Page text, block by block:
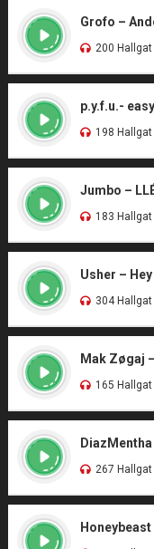
Grofo –
200 Hallgat
p.y.f.u.- easy
198 Hallgat
Jumbo –
183 Hallgat
Usher –
304 Hallgat
Mak Zøgaj
165 Hallgat
DiazMentha
267 Hallgat
Honeybeast